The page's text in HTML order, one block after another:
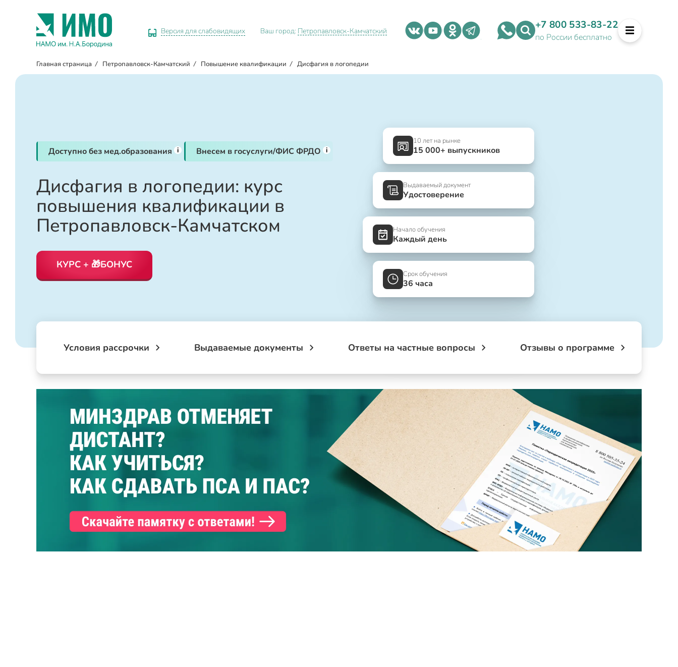
Версия для слабовидящих Ваш город: Петропавловск-Камчатский +7 800 533-83-22
по России бесплатно
Главная страница / Петропавловск-Камчатский / Повышение квалификации / Дисфагия в логопедии
Доступно без мед.образования i Внесем в госуслуги/ФИС ФРДО i
Дисфагия в логопедии: курс
повышения квалификации в
Петропавловск-Камчатском
КУРС + 🎁БОНУС
10 лет на рынке
15 000+ выпускников
Выдаваемый документ
Удостоверение
Начало обучения
Каждый день
Срок обучения
36 часа
Условия рассрочки Выдаваемые документы Ответы на частные вопросы Отзывы о программе